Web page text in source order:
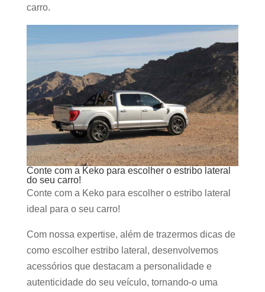
carro.
Conte com a Keko para escolher o estribo lateral
do seu carro!
Conte com a Keko para escolher o estribo lateral
ideal para o seu carro!
Com nossa expertise, além de trazermos dicas de
como escolher estribo lateral, desenvolvemos
acessórios que destacam a personalidade e
autenticidade do seu veículo, tornando-o uma